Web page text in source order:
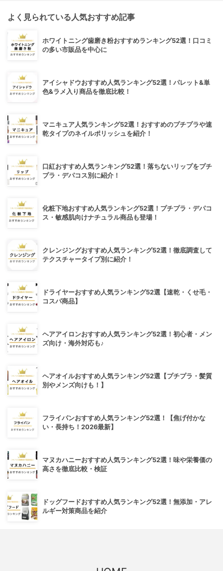
よく見られている人気おすすめ記事
ホワイトニング歯磨き粉おすすめランキング52選！口コミ
の多い市販品を中心に
アイシャドウおすすめ人気ランキング52選！パレット&単
色&ラメ入り商品を徹底比較！
マニキュア人気ランキング52選！おすすめのプチプラや速
乾タイプのネイルポリッシュを紹介！
口紅おすすめ人気ランキング52選！落ちないリップをプチ
プラ・デパコス別に紹介！
化粧下地おすすめ人気ランキング52選！プチプラ・デパコ
ス・敏感肌向けナチュラル商品も登場！
クレンジングおすすめ人気ランキング52選！徹底調査して
テクスチャータイプ別に紹介！
ドライヤーおすすめ人気ランキング52選【速乾・くせ毛・
コスパ商品】
ヘアアイロンおすすめ人気ランキング52選！初心者・メン
ズ向け・海外対応も♪
ヘアオイルおすすめ人気ランキング52選【プチプラ・髪質
別やメンズ向けも！】
フライパンおすすめ人気ランキング52選！【焦げ付かな
い・長持ち！2026最新】
マヌカハニーおすすめ人気ランキング52選！味や栄養価の
高さを徹底比較・検証
ドッグフードおすすめ人気ランキング52選！無添加・アレ
ルギー対策商品を紹介